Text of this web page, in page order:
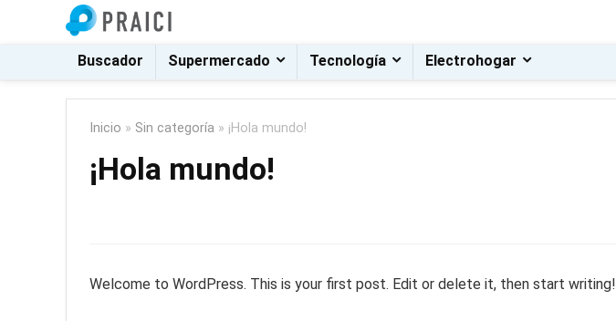
Buscador Supermercado Tecnología Electrohogar
Inicio » Sin categoría » ¡Hola mundo!
¡Hola mundo!
Welcome to WordPress. This is your first post. Edit or delete it, then start writing!